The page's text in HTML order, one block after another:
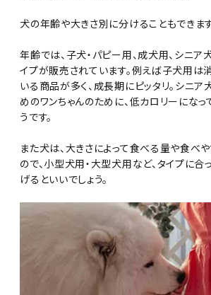
犬の年齢や大きさ別に分けることもできます
年齢では、子犬・パピー用、成犬用、シニア
イプが販売されています。例えば子犬用は
いる商品が多く、成長期にピッタリ。シニ
めのワンちゃんのために、低カロリーにな
うです。
また犬は、大きさによって食べる量や食べ
ので、小型犬用・大型犬用など、タイプに合
げるといいでしょう。